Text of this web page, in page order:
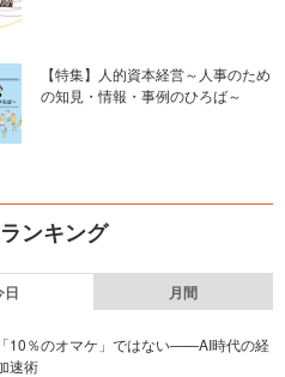
【特集】人的資本経営～人事のため
の知見・情報・事例のひろば～
ンキング
日 月間
10％のオマケ」ではない——AI時代の経
速術